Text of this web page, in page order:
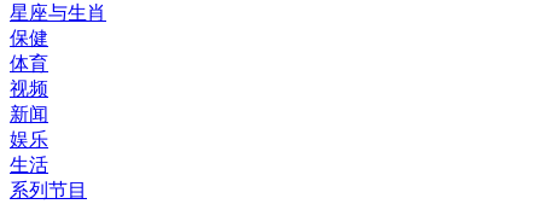
星座与生肖
保健
体育
视频
新闻
娱乐
生活
系列节目